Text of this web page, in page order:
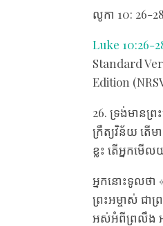
លូកា 10​: 26-28
Luke 10:26-
Standard
Edition
26. ទ្រង់​មាន​ព្រ
ក្រឹត្យវិន័យ តើ​ម
ខ្លះ តើ​អ្នក​មើ
អ្នក​នោះ​ទូល​ថា
ព្រះអម្ចាស់ ជា​
អស់​អំពី​ព្រលឹង